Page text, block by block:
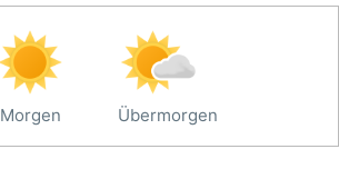
Morgen Übermorgen